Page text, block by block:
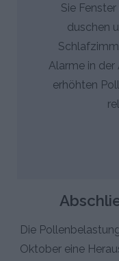
Sie
duschen
Alarme in
erhöhten
Die
Oktober eine